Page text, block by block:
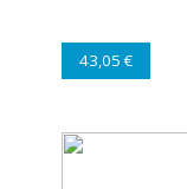
43,05 €